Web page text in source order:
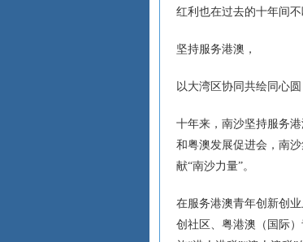
红利也在过去的十年间
坚持服务港澳，
以大湾区协同共绘同心圆
十年来，南沙坚持服务
和粤澳发展促进会，南
献“南沙力量”。
在服务港澳青年创新创
创社区、粤港澳（国际